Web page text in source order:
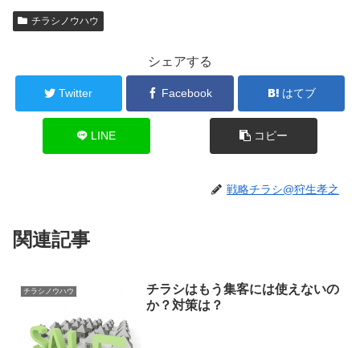
チラシノウハウ
シェアする
Twitter Facebook はてブ
LINE コピー
戦略チラシ@狩生孝之
関連記事
チラシノウハウ
チラシはもう集客には使えないの
か？対策は？